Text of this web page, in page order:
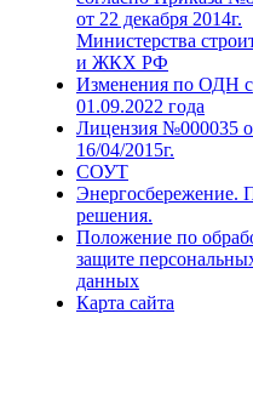
от 22 декабря 2014г.
Министерства
и ЖКХ РФ
Изменения по ОДН с
01.09.2022 года
Лицензия №000035
16/04/2015г.
СОУТ
Энергосбережение.
решения.
Положение по
защите
данных
Карта сайта